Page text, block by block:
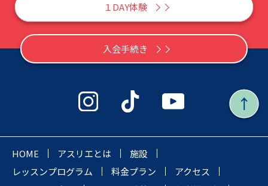
１DAY体験
入会手続き
HOME アスリエとは
施設
レッスンプログラム
料金プラン
アクセス